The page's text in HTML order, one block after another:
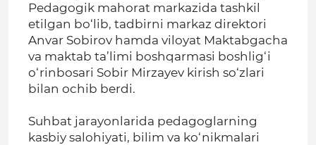
Pedagogik mahorat markazida tashkil
etilgan bo‘lib, tadbirni markaz direktori
Anvar Sobirov hamda viloyat Maktabgacha
va maktab ta’limi boshqarmasi boshlig‘i
o‘rinbosari Sobir Mirzayev kirish so‘zlari
bilan ochib berdi.
Suhbat jarayonlarida pedagoglarning
kasbiy salohiyati, bilim va ko‘nikmalari